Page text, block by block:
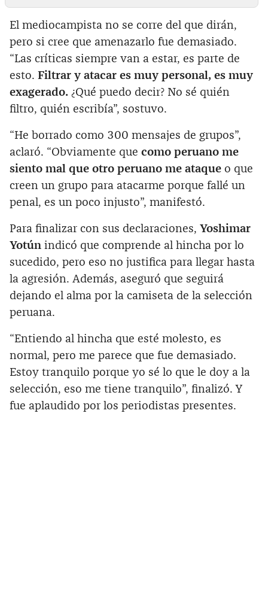
El mediocampista no se corre del que dirán,
pero si cree que amenazarlo fue demasiado.
“Las críticas siempre van a estar, es parte de
esto. Filtrar y atacar es muy personal, es muy
exagerado. ¿Qué puedo decir? No sé quién
filtro, quién escribía”, sostuvo.
“He borrado como 300 mensajes de grupos”,
aclaró. “Obviamente que como peruano me
siento mal que otro peruano me ataque o que
creen un grupo para atacarme porque fallé un
penal, es un poco injusto”, manifestó.
Para finalizar con sus declaraciones, Yoshimar
Yotún indicó que comprende al hincha por lo
sucedido, pero eso no justifica para llegar hasta
la agresión. Además, aseguró que seguirá
dejando el alma por la camiseta de la selección
peruana.
“Entiendo al hincha que esté molesto, es
normal, pero me parece que fue demasiado.
Estoy tranquilo porque yo sé lo que le doy a la
selección, eso me tiene tranquilo”, finalizó. Y
fue aplaudido por los periodistas presentes.